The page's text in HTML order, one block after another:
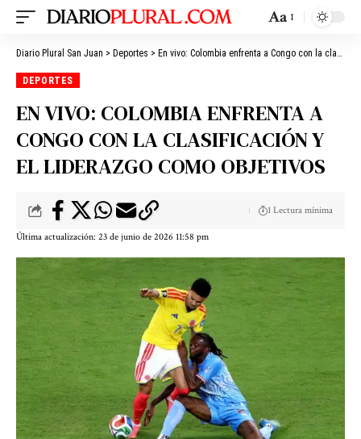
Aa
Diario Plural San Juan > Deportes > En vivo: Colombia enfrenta a Congo con la clasificación y el liderazgo como objetivos
DEPORTES
EN VIVO: COLOMBIA ENFRENTA A
CONGO CON LA CLASIFICACIÓN Y
EL LIDERAZGO COMO OBJETIVOS
Última actualización: 23 de junio de 2026 11:58 pm
1 Lectura mínima